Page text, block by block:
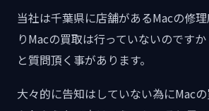
当社は千葉県に店舗があるMacの修
りMacの買取は行っていないのですか
と質問頂く事があります。
大々的に告知はしていない為にMac